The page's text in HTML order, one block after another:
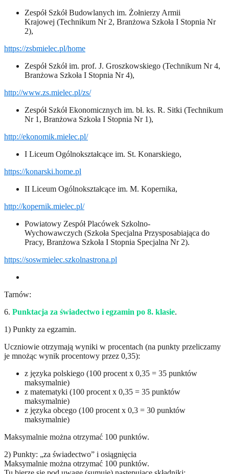
Zespół Szkół Budowlanych im. Żołnierzy Armii
Krajowej (Technikum Nr 2, Branżowa Szkoła I Stopnia Nr
2),
https://zsbmielec.pl/home
Zespół Szkół im. prof. J. Groszkowskiego (Technikum Nr 4,
Branżowa Szkoła I Stopnia Nr 4),
http://www.zs.mielec.pl/zs/
Zespół Szkół Ekonomicznych im. bł. ks. R. Sitki (Technikum
Nr 1, Branżowa Szkoła I Stopnia Nr 1),
http://ekonomik.mielec.pl/
I Liceum Ogólnokształcące im. St. Konarskiego,
https://konarski.home.pl
II Liceum Ogólnokształcące im. M. Kopernika,
http://kopernik.mielec.pl/
Powiatowy Zespół Placówek Szkolno-
Wychowawczych (Szkoła Specjalna Przysposabiająca do
Pracy, Branżowa Szkoła I Stopnia Specjalna Nr 2).
https://soswmielec.szkolnastrona.pl
Tarnów:
6. Punktacja za świadectwo i egzamin po 8. klasie.
1) Punkty za egzamin.
Uczniowie otrzymają wyniki w procentach (na punkty przeliczamy
je mnożąc wynik procentowy przez 0,35):
z języka polskiego (100 procent x 0,35 = 35 punktów
maksymalnie)
z matematyki (100 procent x 0,35 = 35 punktów
maksymalnie)
z języka obcego (100 procent x 0,3 = 30 punktów
maksymalnie)
Maksymalnie można otrzymać 100 punktów.
2) Punkty: „za świadectwo” i osiągnięcia
Maksymalnie można otrzymać 100 punktów.